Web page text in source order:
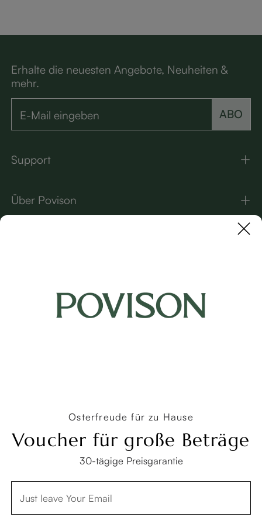
Erhalte die neuesten Angebote, Neuheiten &
mehr.
ABO
Support
Über Povison
UNSERE MARKEN
Osterfreude für zu Hause
Voucher für große Beträge
30-tägige Preisgarantie